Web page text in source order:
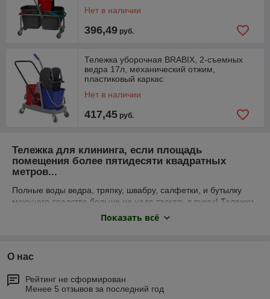
Нет в наличии
396,49 руб.
Тележка уборочная BRABIX, 2-съемных
ведра 17л, механический отжим,
пластиковый каркас
Нет в наличии
417,45 руб.
Тележка для клининга, если площадь
помещения более пятидесяти квадратных
метров...
Полные воды ведра, тряпку, швабру, салфетки, и бутылку
моющего средства больше не надо таскать в руках! Тележки
для уборки сделают вашу жизнь проще, уборку легче и
ресторанах, отелях и промышленных предприятиях
очистки, минимизировать физическую нагрузку и увеличить
производительность труда. Зачем нанимать вторую
Показать всё
О нас
Рейтинг не сформирован
Менее 5 отзывов за последний год